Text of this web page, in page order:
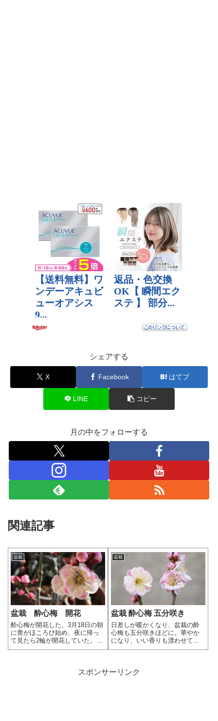
シェアする
X Facebook はてブ
LINE コピー
月の中をフォローする
関連記事
盆栽
盆栽 酔心梅 開花
酔心梅が開花した。3月18日の朝
に蕾がほころび始め、夜に帰っ
て見たら2輪が開花していた。初
期の蕾は濃い紅色だったが、ほ
のりと桃色で中央に向けて白く
盆栽
盆栽 酔心梅 五分咲き
日差しが暖かくなり、盆栽の酔
心梅も五分咲きほどに。華やか
になり、いい香りも漂わせてい
る。ただ、ここ数日は風が強い
スポンサーリンク